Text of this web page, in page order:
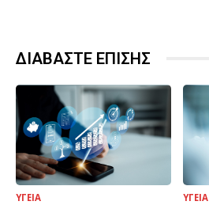
ΔΙΑΒΑΣΤΕ ΕΠΙΣΗΣ
ΥΓΕΙΑ ΥΓΕΙΑ